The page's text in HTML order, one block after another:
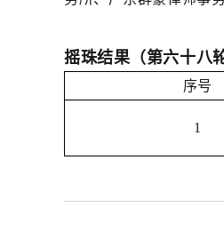
摇珠结果（第六十八
序号
1